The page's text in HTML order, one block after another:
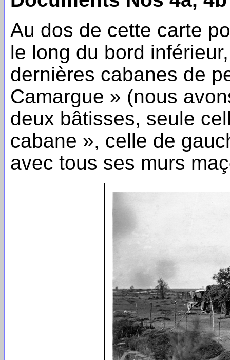
Au dos de cette carte
le long du bord
dernières cabanes de
Camargue » (nous
deux bâtisses, seule
cabane », celle de
avec tous ses murs